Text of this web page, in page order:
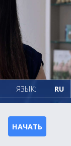
ЯЗЫК: RU
НАЧАТЬ